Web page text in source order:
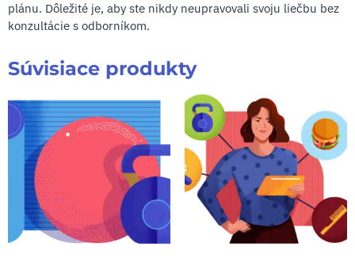
plánu. Dôležité je, aby ste nikdy neupravovali svoju liečbu bez
konzultácie s odborníkom.
Súvisiace produkty